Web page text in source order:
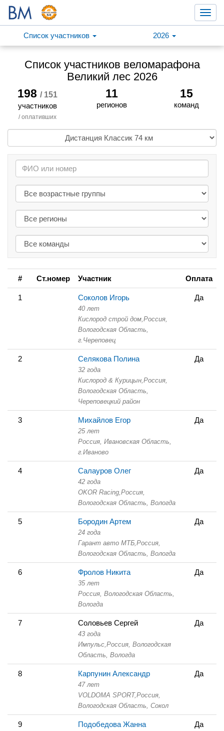
Список участников
2026
Список участников веломарафона
Великий лес 2026
198 / 151
участников
/ оплативших
11
регионов
15
команд
# Ст.номер Участник Оплата
1 Соколов Игорь
40 лет
Кислород строй дом, Россия,
Вологодская Область,
г.Череповец
Да
2 Селякова Полина
32 года
Кислород & Курицын, Россия,
Вологодская Область,
Череповецкий район
Да
3 Михайлов Егор
25 лет
Россия, Ивановская Область,
г.Иваново
Да
4 Салауров Олег
42 года
OKOR Racing, Россия,
Вологодская Область, Вологда
Да
5 Бородин Артем
24 года
Гарант авто МТБ, Россия,
Вологодская Область, Вологда
Да
6 Фролов Никита
35 лет
Россия, Вологодская Область,
Вологда
Да
7 Соловьев Сергей
43 года
Импульс, Россия, Вологодская
Область, Вологда
Да
8 Карпунин Александр
47 лет
VOLDOMA SPORT,Россия,
Вологодская Область, Сокол
Да
9 Подобедова Жанна Да